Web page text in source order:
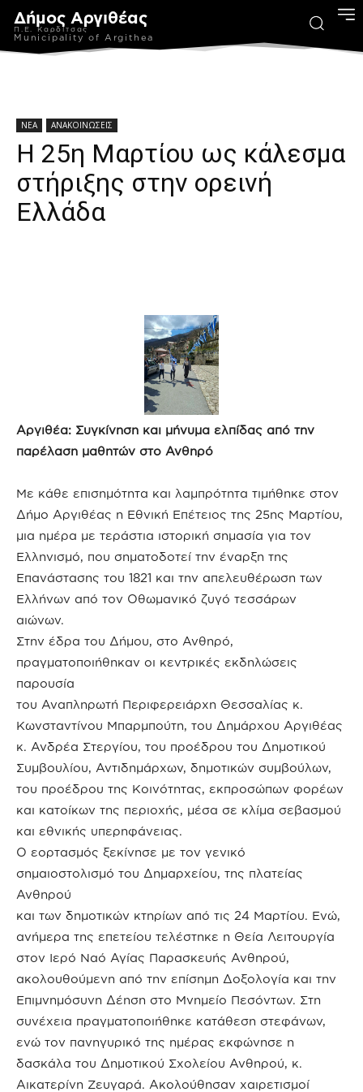
Δήμος Αργιθέας
Π.Ε. Καρδίτσας
Municipality of Argithea
ΝΕΑ ΑΝΑΚΟΙΝΩΣΕΙΣ
Η 25η Μαρτίου ως κάλεσμα
στήριξης στην ορεινή
Ελλάδα
Αργιθέα: Συγκίνηση και μήνυμα ελπίδας από την
παρέλαση μαθητών στο Ανθηρό
Με κάθε επισημότητα και λαμπρότητα τιμήθηκε στον
Δήμο Αργιθέας η Εθνική Επέτειος της 25ης Μαρτίου,
μια ημέρα με τεράστια ιστορική σημασία για τον
Ελληνισμό, που σηματοδοτεί την έναρξη της
Επανάστασης του 1821 και την απελευθέρωση των
Ελλήνων από τον Οθωμανικό ζυγό τεσσάρων
αιώνων.
Στην έδρα του Δήμου, στο Ανθηρό,
πραγματοποιήθηκαν οι κεντρικές εκδηλώσεις
παρουσία
του Αναπληρωτή Περιφερειάρχη Θεσσαλίας κ.
Κωνσταντίνου Μπαρμπούτη, του Δημάρχου Αργιθέας
κ. Ανδρέα Στεργίου, του προέδρου του Δημοτικού
Συμβουλίου, Αντιδημάρχων, δημοτικών συμβούλων,
του προέδρου της Κοινότητας, εκπροσώπων φορέων
και κατοίκων της περιοχής, μέσα σε κλίμα σεβασμού
και εθνικής υπερηφάνειας.
Ο εορτασμός ξεκίνησε με τον γενικό
σημαιοστολισμό του Δημαρχείου, της πλατείας
Ανθηρού
και των δημοτικών κτηρίων από τις 24 Μαρτίου. Ενώ,
ανήμερα της επετείου τελέστηκε η Θεία Λειτουργία
στον Ιερό Ναό Αγίας Παρασκευής Ανθηρού,
ακολουθούμενη από την επίσημη Δοξολογία και την
Επιμνημόσυνη Δέηση στο Μνημείο Πεσόντων. Στη
συνέχεια πραγματοποιήθηκε κατάθεση στεφάνων,
ενώ τον πανηγυρικό της ημέρας εκφώνησε η
δασκάλα του Δημοτικού Σχολείου Ανθηρού, κ.
Αικατερίνη Ζευγαρά. Ακολούθησαν χαιρετισμοί